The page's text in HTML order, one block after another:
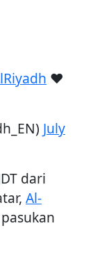
❤️
July
dari
Al-